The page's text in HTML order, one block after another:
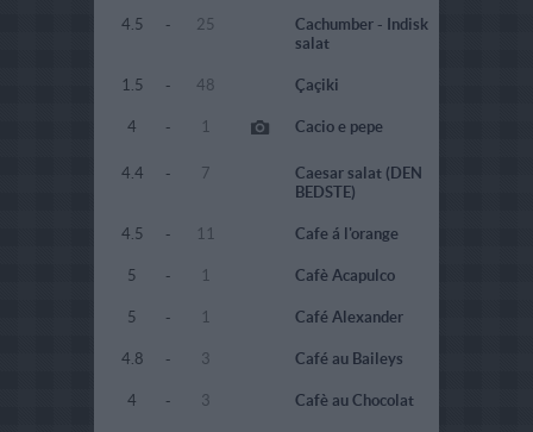
4.5 - 25
Cachumber - Indisk
salat
1.5 - 48 Çaçiki
4 - 1 Cacio e pepe
4.4 - 7
Caesar salat (DEN
BEDSTE)
4.5 - 11 Cafe á l'orange
5 - 1 Cafè Acapulco
5 - 1 Café Alexander
4.8 - 3 Café au Baileys
4 - 3 Cafè au Chocolat